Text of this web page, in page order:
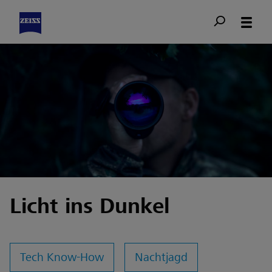
Licht ins Dunkel
Tech Know-How Nachtjagd